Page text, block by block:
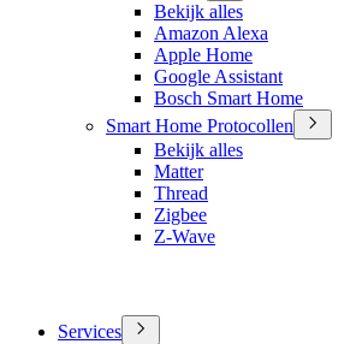
Bekijk alles
Amazon Alexa
Apple Home
Google Assistant
Bosch Smart Home
Smart Home Protocollen
Bekijk alles
Matter
Thread
Zigbee
Z-Wave
Services